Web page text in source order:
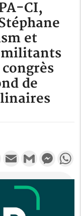
CI,
et
militants
de
TwitterEmail Gmail